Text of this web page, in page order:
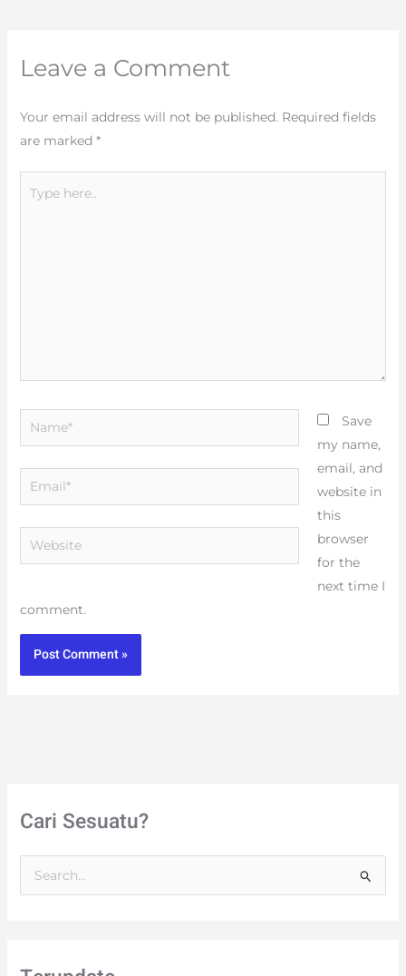
Leave a Comment
Your email address will not be published. Required fields
are marked *
here..
Name*
Email*
Website
Save
my name,
email, and
website in
this
browser
for the
next time I
comment.
Cari Sesuatu?